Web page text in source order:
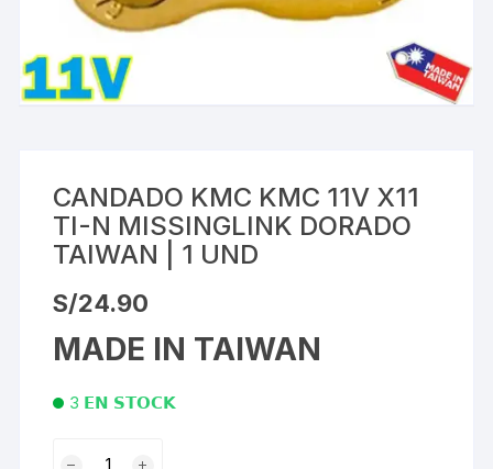
CANDADO KMC KMC 11V X11
TI-N MISSINGLINK DORADO
TAIWAN | 1 UND
S/24.90
MADE IN TAIWAN
3 𝗘𝗡 𝗦𝗧𝗢𝗖𝗞